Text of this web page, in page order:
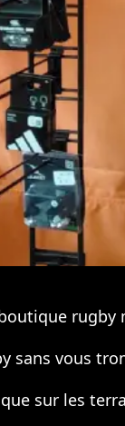
sans vous
sur les